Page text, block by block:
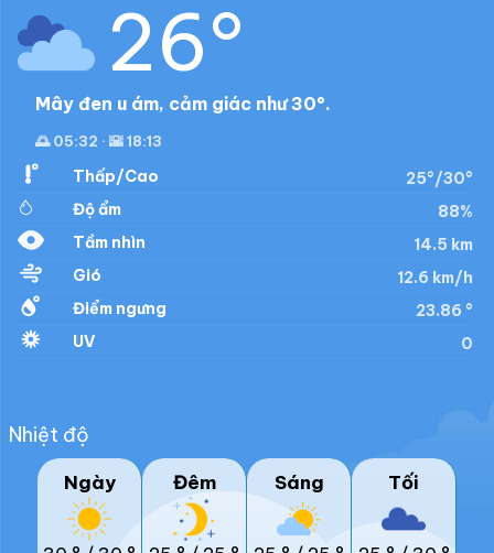
26°
Mây đen u ám, cảm giác như 30°.
🌅 05:32 · 🌇 18:13
Thấp/Cao
25°/30°
Độ ẩm
88%
Tầm nhìn
14.5 km
Gió
12.6 km/h
Điểm ngưng
23.86 °
UV
0
Nhiệt độ
Ngày Đêm Sáng Tối